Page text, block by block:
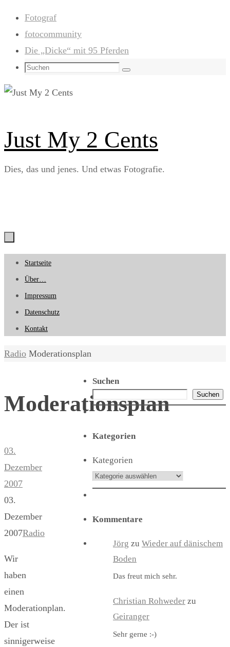
Zum
Inhalt
springen
Fotograf
fotocommunity
Die „Dicke“ mit 95 Pferden
Suchen
Suchen
Just My 2 Cents
Dies, das und jenes. Und etwas Fotografie.
Zum
Inhalt
springen
Startseite
Über…
Impressum
Datenschutz
Kontakt
Start
Radio Moderationsplan
Moderationsplan
03.
Dezember
2007
03.
Dezember
2007Radio
Wir
haben
einen
Moderationplan.
Der ist
sinnigerweise
Suchen
Suchen
Kategorien
Kategorien
Kommentare
Jörg zu Wieder auf dänischem
Boden
Das freut mich sehr.
Christian Rohweder zu
Geiranger
Sehr gerne :-)